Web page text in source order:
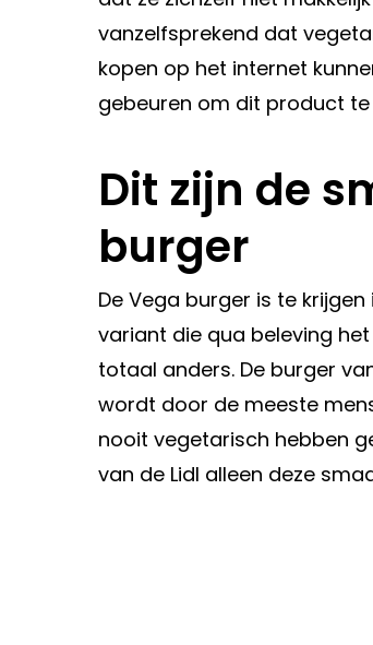
vanzelfsprekend dat
kopen op het internet
gebeuren om dit product te
Dit zijn de
burger
De Vega burger is te
variant die qua beleving
totaal anders. De burger
wordt door de meeste
nooit vegetarisch hebben
van de Lidl alleen deze